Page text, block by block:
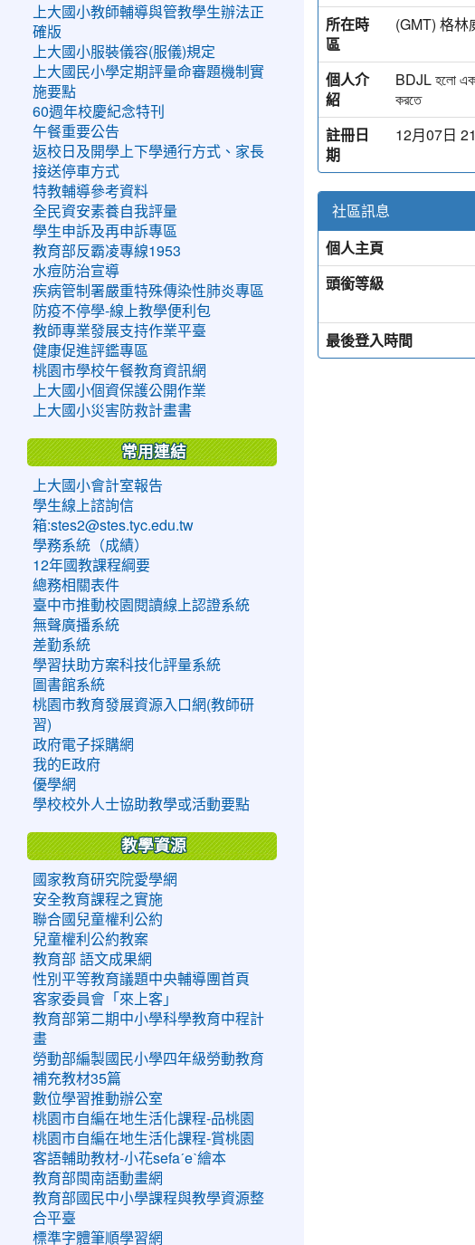
所在時
區
(GMT) 格
個人介
紹
BDJL হলো
করতে
註冊日
期
12月07日
社區訊息
個人主頁
頭銜等級
最後登入時間
上大國小教師輔導與管教學生辦法正
確版
上大國小服裝儀容(服儀)規定
上大國民小學定期評量命審題機制實
施要點
60週年校慶紀念特刊
午餐重要公告
返校日及開學上下學通行方式、家長
接送停車方式
特教輔導參考資料
全民資安素養自我評量
學生申訴及再申訴專區
教育部反霸凌專線1953
水痘防治宣導
疾病管制署嚴重特殊傳染性肺炎專區
防疫不停學-線上教學便利包
教師專業發展支持作業平臺
健康促進評鑑專區
桃園市學校午餐教育資訊網
上大國小個資保護公開作業
上大國小災害防救計畫書
常用連結
上大國小會計室報告
學生線上諮詢信
箱:stes2@stes.tyc.edu.tw
學務系統（成績）
12年國教課程綱要
總務相關表件
臺中市推動校園閱讀線上認證系統
無聲廣播系統
差勤系統
學習扶助方案科技化評量系統
圖書館系統
桃園市教育發展資源入口網(教師研
習)
政府電子採購網
我的E政府
優學網
學校校外人士協助教學或活動要點
教學資源
國家教育研究院愛學網
安全教育課程之實施
聯合國兒童權利公約
兒童權利公約教案
教育部 語文成果網
性別平等教育議題中央輔導團首頁
客家委員會「來上客」
教育部第二期中小學科學教育中程計
畫
勞動部編製國民小學四年級勞動教育
補充教材35篇
數位學習推動辦公室
桃園市自編在地生活化課程-品桃園
桃園市自編在地生活化課程-賞桃園
客語輔助教材-小花sefaˊeˋ繪本
教育部閩南語動畫網
教育部國民中小學課程與教學資源整
合平臺
標準字體筆順學習網